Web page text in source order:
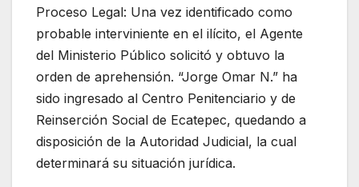
Proceso Legal: Una vez identificado como
probable interviniente en el ilícito, el Agente
del Ministerio Público solicitó y obtuvo la
orden de aprehensión. “Jorge Omar N.” ha
sido ingresado al Centro Penitenciario y de
Reinserción Social de Ecatepec, quedando a
disposición de la Autoridad Judicial, la cual
determinará su situación jurídica.